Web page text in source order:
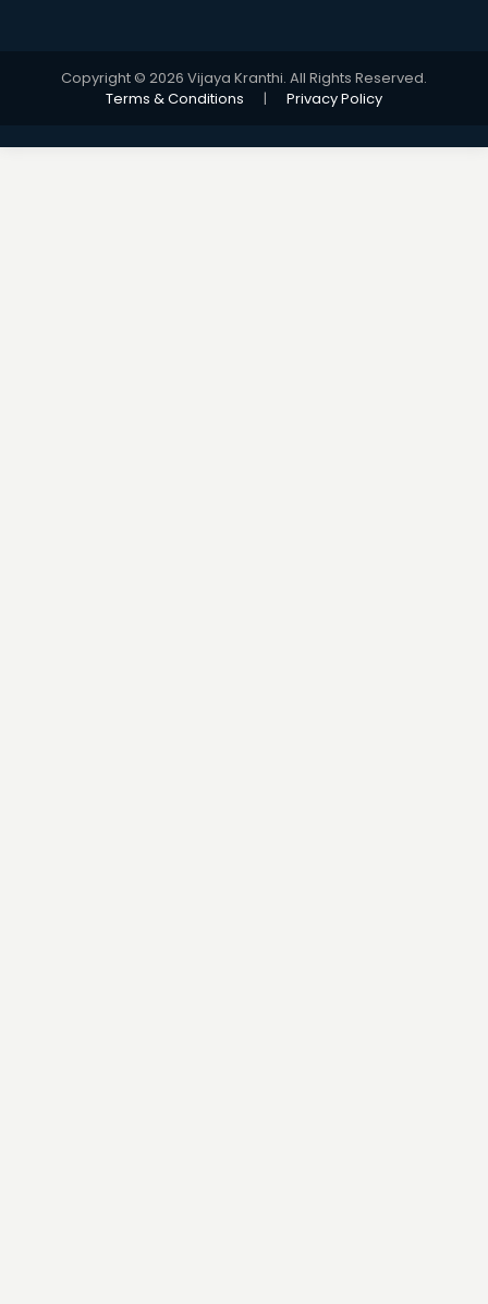
Copyright © 2026 Vijaya Kranthi. All Rights Reserved.
Terms & Conditions
| Privacy Policy